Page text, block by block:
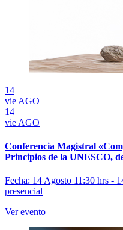
14
vie AGO
14
vie AGO
Conferencia Magistral
Principios de la UNESCO,
Fecha: 14 Agosto 11:30 hrs -
presencial
Ver evento